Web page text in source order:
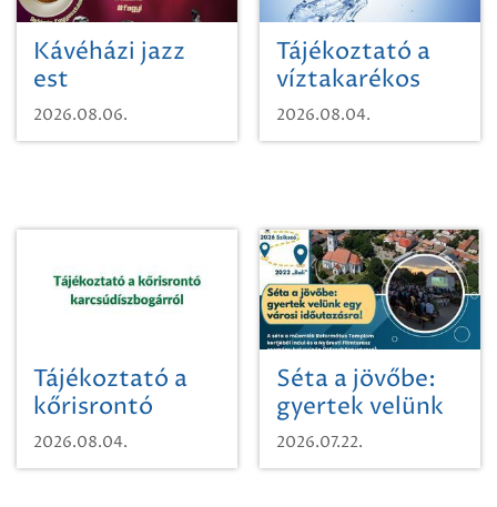
Kávéházi jazz
est
2026.08.06.
Tájékoztató a
víztakarékos
vízhasználatról
2026.08.04.
Tájékoztató a
kőrisrontó
karcsúdíszbogárról
2026.08.04.
Séta a jövőbe:
gyertek velünk
egy városi
időutazásra!
2026.07.22.